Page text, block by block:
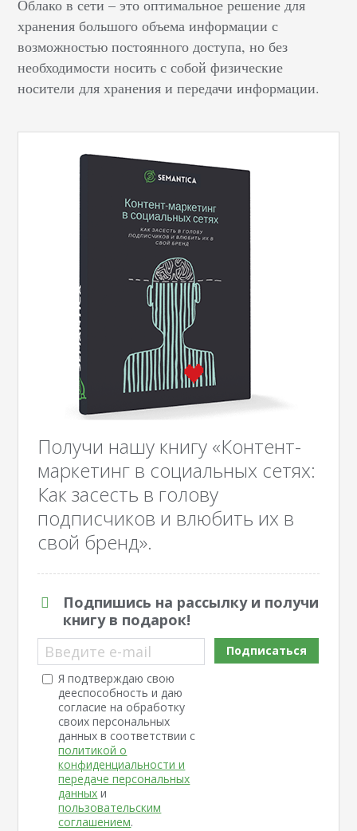
Облако в сети – это оптимальное решение для
хранения большого объема информации с
возможностью постоянного доступа, но без
необходимости носить с собой физические
носители для хранения и передачи информации.
Получи нашу книгу «Контент-
маркетинг в социальных сетях:
Как засесть в голову
подписчиков и влюбить их в
свой бренд».
Подпишись на рассылку и получи
книгу в подарок!
Введите e-mail
Я подтверждаю свою
дееспособность и даю
согласие на обработку
своих персональных
данных в соответствии с
политикой о
конфиденциальности и
передаче персональных
данных и
пользовательским
соглашением.
Подписаться